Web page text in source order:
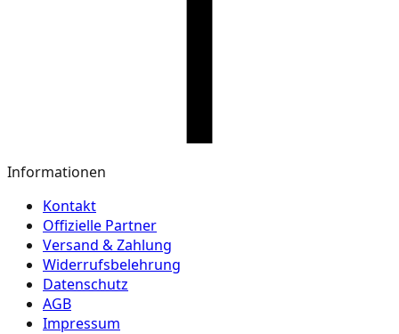
Informationen
Kontakt
Offizielle Partner
Versand & Zahlung
Widerrufsbelehrung
Datenschutz
AGB
Impressum